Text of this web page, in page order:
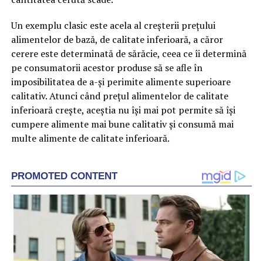
Un exemplu clasic este acela al creșterii prețului
alimentelor de bază, de calitate inferioară, a căror
cerere este determinată de sărăcie, ceea ce îi determină
pe consumatorii acestor produse să se afle în
imposibilitatea de a-și perimite alimente superioare
calitativ. Atunci când prețul alimentelor de calitate
inferioară crește, aceștia nu își mai pot permite să își
cumpere alimente mai bune calitativ și consumă mai
multe alimente de calitate inferioară.